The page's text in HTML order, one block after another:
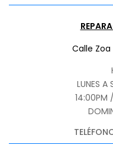
Calle Zoa
LUNES
14:00PM